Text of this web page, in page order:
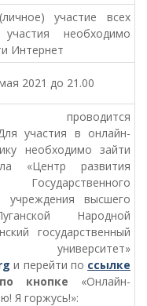
участие всех
необходимо
Интернет
2021 до 21.00
проводится
участия в онлайн-
необходимо зайти
«Центр развития
учреждения высшего
Народной
государственный
университет»
и перейти по ссылке
кнопке «Онлайн-
Я горжусь!»: